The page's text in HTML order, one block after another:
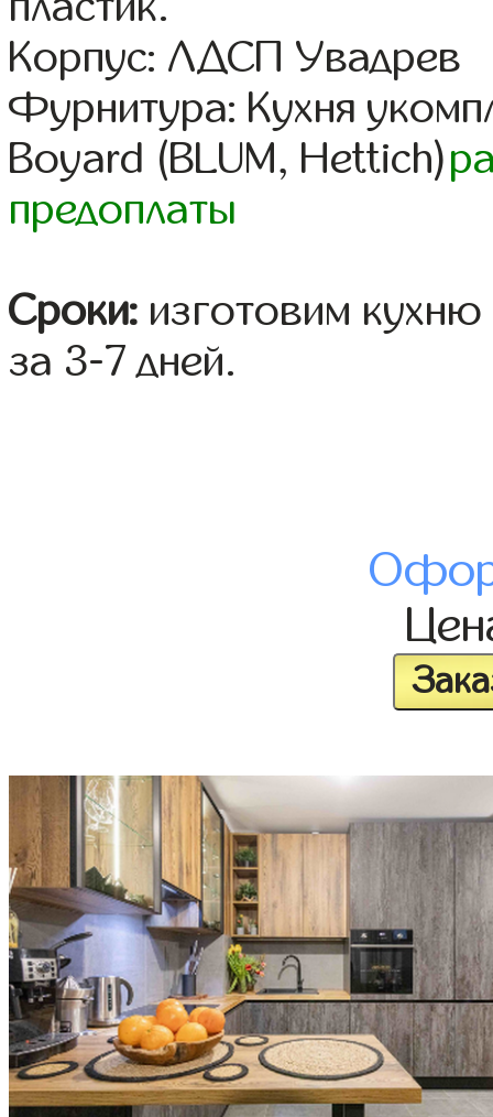
Корпус: ЛДСП Увадрев
Фурнитура: Кухня
Boyard (BLUM, Hettich)
предоплаты
Сроки: изготовим
за 3-7 дней.